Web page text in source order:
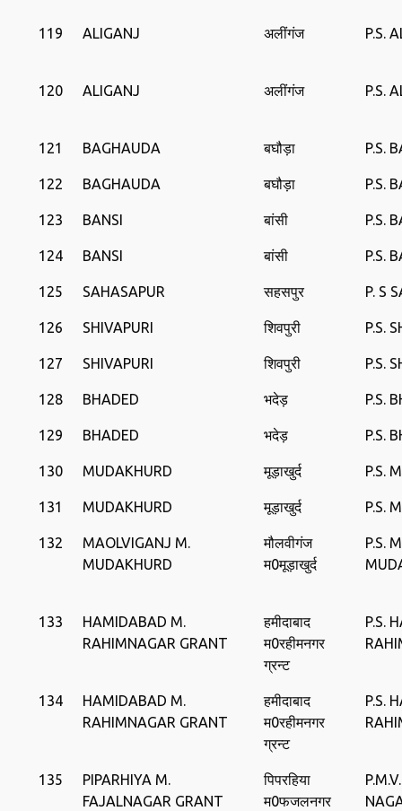
119 ALIGANJ अलींगंज P.S.
120 ALIGANJ अलींगंज P.S.
121 BAGHAUDA बघौड़ा P.S.
122 BAGHAUDA बघौड़ा P.S.
123 BANSI बांसी P.S.
124 BANSI बांसी P.S.
125 SAHASAPUR सहसपुर P. S
126 SHIVAPURI शिवपुरी P.S.
127 SHIVAPURI शिवपुरी P.S.
128 BHADED भदेड़ P.S.
129 BHADED भदेड़ P.S.
130 MUDAKHURD मूड़ाखुर्द P.S.
131 MUDAKHURD मूड़ाखुर्द P.S.
132
MAOLVIGANJ M.
MUDAKHURD
मौलवीगंज
म0मूड़ाखुर्द
P.S.
133
HAMIDABAD M.
RAHIMNAGAR GRANT
हमीदाबाद
म0रहीमनगर
ग्रन्ट
P.S.
134
HAMIDABAD M.
RAHIMNAGAR GRANT
हमीदाबाद
म0रहीमनगर
ग्रन्ट
P.S.
135
PIPARHIYA M.
FAJALNAGAR GRANT
पिपरहिया
म0फजलनगर